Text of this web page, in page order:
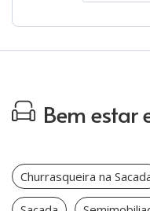
Bem estar
Churrasqueira na